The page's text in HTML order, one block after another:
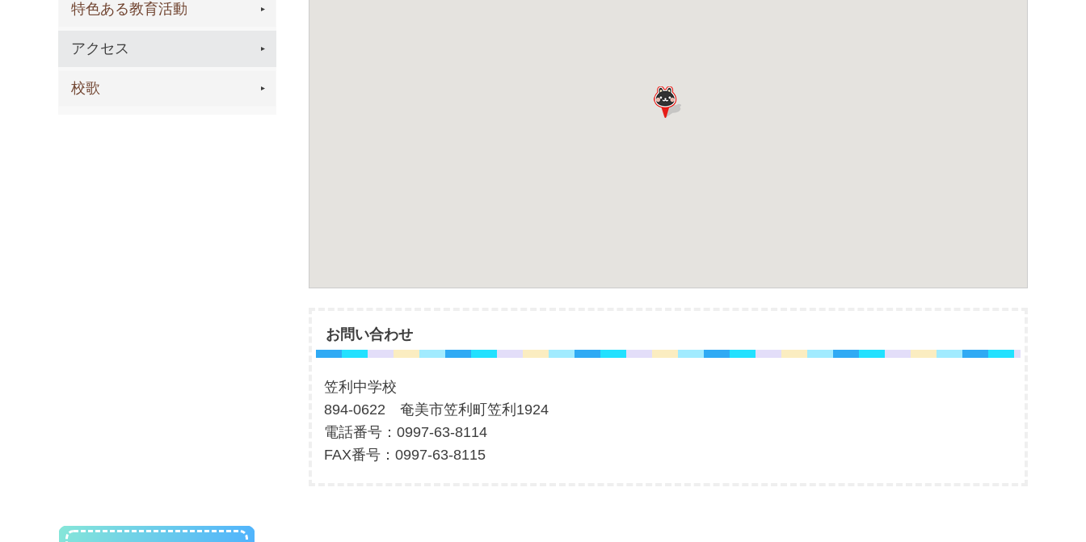
特色ある教育活動
アクセス
校歌
お問い合わせ
笠利中学校
894-0622 奄美市笠利町笠利1924
電話番号：0997-63-8114
FAX番号：0997-63-8115